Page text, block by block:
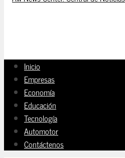
Inicio
Empresas
Economía
Educación
Tecnología
Automotor
Contáctenos